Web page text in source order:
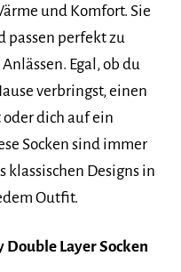
und Komfort. Sie
passen perfekt zu
Egal, ob du
verbringst, einen
oder dich auf ein
Socken sind immer
klassischen Designs in
Outfit.
Double Layer Socken